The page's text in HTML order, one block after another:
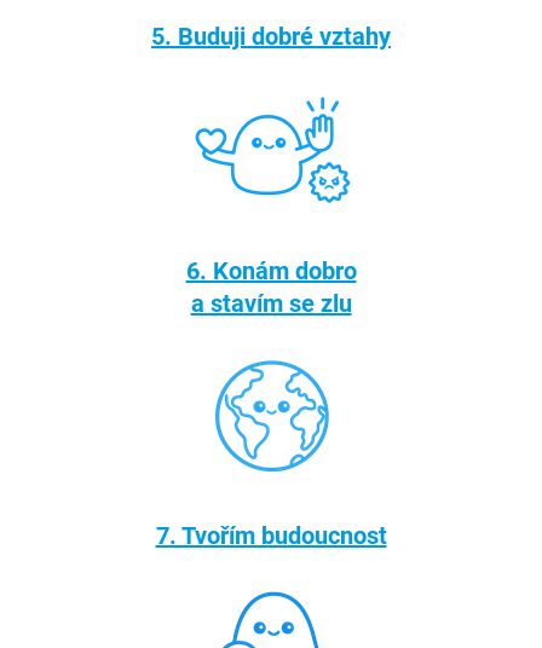
5. Buduji dobré vztahy
6. Konám dobro
a stavím se zlu
7. Tvořím budoucnost